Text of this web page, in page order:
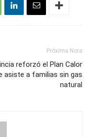
Próxima Nota
reforzó el Plan Calor
asiste a familias sin gas
natural